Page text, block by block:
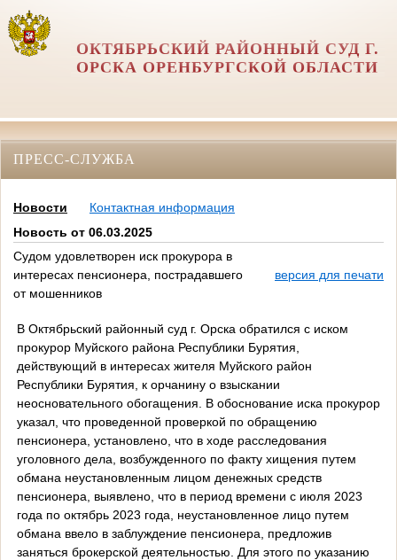
ОКТЯБРЬСКИЙ РАЙОННЫЙ СУД Г.
ОРСКА ОРЕНБУРГСКОЙ ОБЛАСТИ
ПРЕСС-СЛУЖБА
Новости
Контактная информация
Новость от 06.03.2025
Судом удовлетворен иск прокурора в
интересах пенсионера, пострадавшего
от мошенников
версия для печати
В Октябрьский районный суд г. Орска обратился с иском
прокурор Муйского района Республики Бурятия,
действующий в интересах жителя Муйского район
Республики Бурятия, к орчанину о взыскании
неосновательного обогащения. В обоснование иска прокурор
указал, что проведенной проверкой по обращению
пенсионера, установлено, что в ходе расследования
уголовного дела, возбужденного по факту хищения путем
обмана неустановленным лицом денежных средств
пенсионера, выявлено, что в период времени с июля 2023
года по октябрь 2023 года, неустановленное лицо путем
обмана ввело в заблуждение пенсионера, предложив
заняться брокерской деятельностью. Для этого по указанию